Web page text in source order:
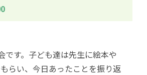
です。子ども達は先生に絵本や
らい、今日あったことを振り返